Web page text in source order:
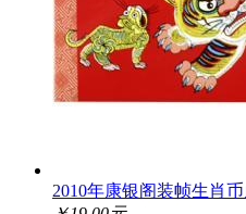
2010年康银阁装帧生肖